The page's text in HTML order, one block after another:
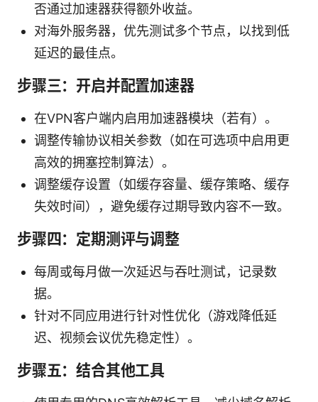
否通过加速器获得额外收益。
对海外服务器，优先测试多个节点，以找到低
延迟的最佳点。
步骤三：开启并配置加速器
在VPN客户端内启用加速器模块（若有）。
调整传输协议相关参数（如在可选项中启用更
高效的拥塞控制算法）。
调整缓存设置（如缓存容量、缓存策略、缓存
失效时间），避免缓存过期导致内容不一致。
步骤四：定期测评与调整
每周或每月做一次延迟与吞吐测试，记录数
据。
针对不同应用进行针对性优化（游戏降低延
迟、视频会议优先稳定性）。
步骤五：结合其他工具